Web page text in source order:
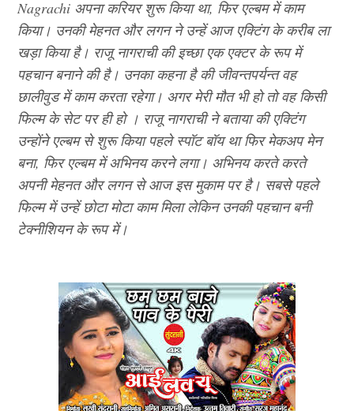
Nagrachi अपना करियर शुरू किया था, फिर एल्बम में काम
किया। उनकी मेहनत और लगन ने उन्हें आज एक्टिंग के करीब ला
खड़ा किया है। राजू नागराची की इच्छा एक एक्टर के रूप में
पहचान बनाने की है। उनका कहना है की जीवन्तपर्यन्त वह
छालीवुड में काम करता रहेगा। अगर मेरी मौत भी हो तो वह किसी
फिल्म के सेट पर ही हो । राजू नागराची ने बताया की एक्टिंग
उन्होंने एल्बम से शुरू किया पहले स्पॉट बॉय था फिर मेकअप मेन
बना, फिर एल्बम में अभिनय करने लगा। अभिनय करते करते
अपनी मेहनत और लगन से आज इस मुकाम पर है। सबसे पहले
फिल्म में उन्हें छोटा मोटा काम मिला लेकिन उनकी पहचान बनी
टेक्नीशियन के रूप में।